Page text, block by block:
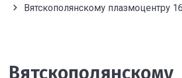
Вятскополянскому плазмоцентру
Вятскополянскому